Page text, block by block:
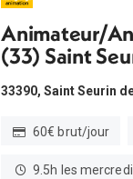
Animateur/
(33) Saint
33390, Saint Seurin
60€ brut/jour
9.5h les